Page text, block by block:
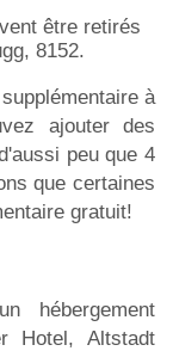
être retirés
8152.
à
ajouter des
peu que 4
que certaines
gratuit!
hébergement
Hotel, Altstadt